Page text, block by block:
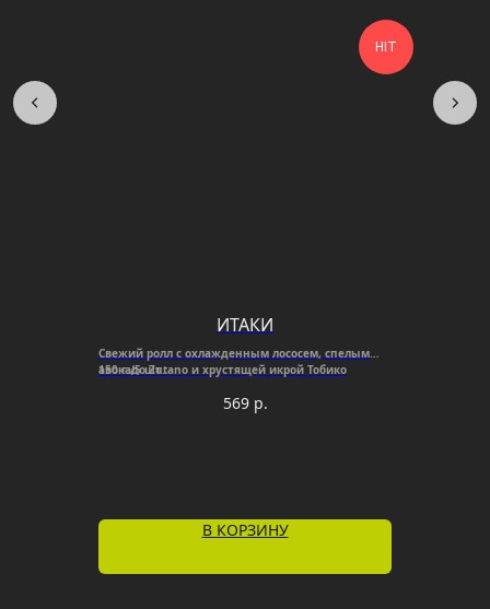
HIT
ИТАКИ
Свежий ролл с охлажденным лососем, спелым
авокадо Zutano и хрустящей икрой Тобико
150 г./5 шт.
569 р.
В КОРЗИНУ